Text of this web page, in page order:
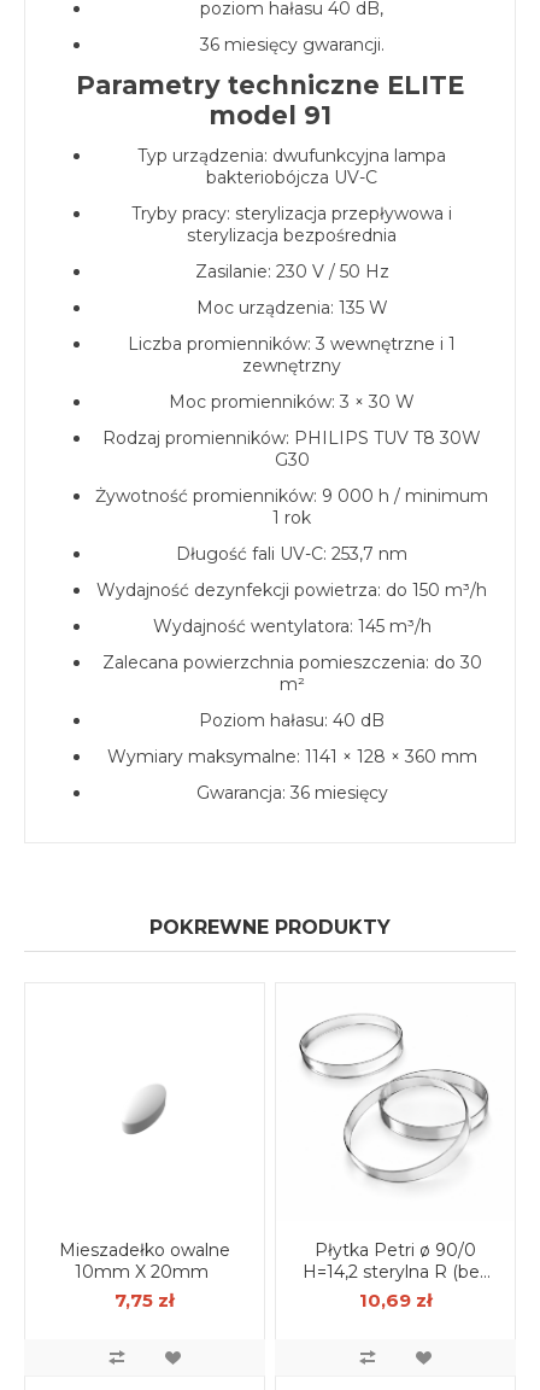
poziom hałasu 40 dB,
36 miesięcy gwarancji.
Parametry techniczne ELITE
model 91
Typ urządzenia: dwufunkcyjna lampa
bakteriobójcza UV-C
Tryby pracy: sterylizacja przepływowa i
sterylizacja bezpośrednia
Zasilanie: 230 V / 50 Hz
Moc urządzenia: 135 W
Liczba promienników: 3 wewnętrzne i 1
zewnętrzny
Moc promienników: 3 × 30 W
Rodzaj promienników: PHILIPS TUV T8 30W
G30
Żywotność promienników: 9 000 h / minimum
1 rok
Długość fali UV-C: 253,7 nm
Wydajność dezynfekcji powietrza: do 150 m³/h
Wydajność wentylatora: 145 m³/h
Zalecana powierzchnia pomieszczenia: do 30
m²
Poziom hałasu: 40 dB
Wymiary maksymalne: 1141 × 128 × 360 mm
Gwarancja: 36 miesięcy
POKREWNE PRODUKTY
Mieszadełko owalne
10mm X 20mm
7,75 zł
Płytka Petri ø 90/0
H=14,2 sterylna R (bez
wentylacji) op. 25 szt.
10,69 zł